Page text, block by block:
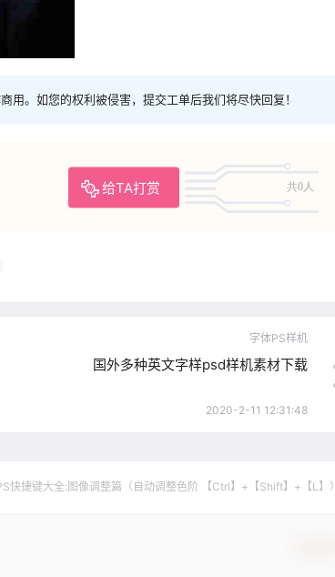
。如您的权利被侵害，提交工单后我们将尽快回复！
给TA打赏 共0人
字体PS样机
国外多种英文字样psd样机素材下载
2020-2-11 12:31:48
快捷键大全:图像调整篇（自动调整色阶 【Ctrl】+【Shift】+【L】）